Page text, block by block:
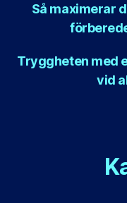
Så maximerar
Tryggheten med
vid